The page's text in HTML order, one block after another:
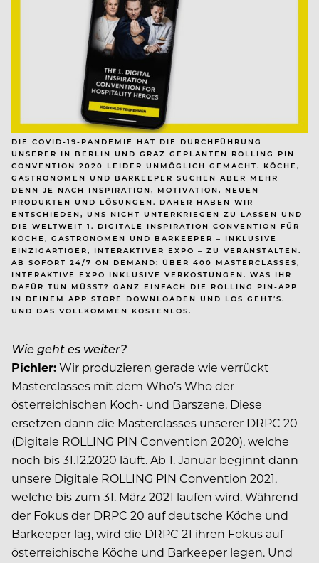
DIE COVID-19-PANDEMIE HAT DIE DURCHFÜHRUNG
UNSERER IN BERLIN UND GRAZ GEPLANTEN ROLLING PIN
CONVENTION 2020 LEIDER UNMÖGLICH GEMACHT. KÖCHE,
GASTRONOMEN UND BARKEEPER SUCHEN ABER MEHR
DENN JE NACH INSPIRATION, MOTIVATION, NEUEN
PRODUKTEN UND LÖSUNGEN. DAHER HABEN WIR
ENTSCHIEDEN, UNS NICHT UNTERKRIEGEN ZU LASSEN UND
DIE WELTWEIT 1. DIGITALE INSPIRATION CONVENTION FÜR
KÖCHE, GASTRONOMEN UND BARKEEPER – INKLUSIVE
EINZIGARTIGER, INTERAKTIVER EXPO – ZU VERANSTALTEN.
AB SOFORT 24/7 ON DEMAND: ÜBER 400 MASTERCLASSES,
INTERAKTIVE EXPO INKLUSIVE VERKOSTUNGEN. WAS IHR
DAFÜR TUN MÜSST? GANZ EINFACH DIE ROLLING PIN-APP
IN DEINEM APP STORE DOWNLOADEN UND LOS GEHT’S.
UND DAS VOLLKOMMEN KOSTENLOS.
Wie geht es weiter?
Pichler:Wir produzieren gerade wie verrückt
Masterclasses mit dem Who’s Who der
österreichischen Koch- und Barszene. Diese
ersetzen dann die Masterclasses unserer DRPC 20
(Digitale ROLLING PIN Convention 2020), welche
noch bis 31.12.2020 läuft. Ab 1. Januar beginnt dann
unsere Digitale ROLLING PIN Convention 2021,
welche bis zum 31. März 2021 laufen wird. Während
der Fokus der DRPC 20 auf deutsche Köche und
Barkeeper lag, wird die DRPC 21 ihren Fokus auf
österreichische Köche und Barkeeper legen. Und